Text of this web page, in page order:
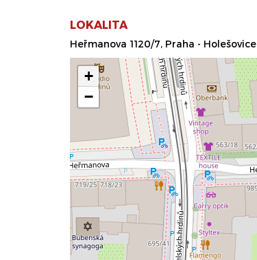
LOKALITA
Heřmanova 1120/7, Praha - Holešovice
+
−